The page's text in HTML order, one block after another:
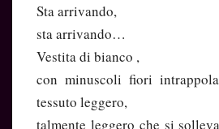
Sta arrivando,
sta arrivando…
Vestita di bianco ,
con minuscoli fiori
tessuto leggero,
talmente leggero che si